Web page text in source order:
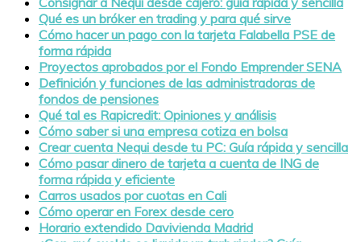
Qué es un bróker en trading y para qué sirve
Cómo hacer un pago con la tarjeta Falabella PSE de
forma rápida
Proyectos aprobados por el Fondo Emprender SENA
Definición y funciones de las administradoras de
fondos de pensiones
Qué tal es Rapicredit: Opiniones y análisis
Cómo saber si una empresa cotiza en bolsa
Crear cuenta Nequi desde tu PC: Guía rápida y sencilla
Cómo pasar dinero de tarjeta a cuenta de ING de
forma rápida y eficiente
Carros usados por cuotas en Cali
Cómo operar en Forex desde cero
Horario extendido Davivienda Madrid